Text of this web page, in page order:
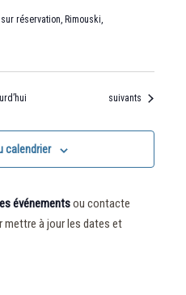
réservation, Rimouski,
Évènements
suivants
calendrier
événementsou contacte
mettre à jour les dates et